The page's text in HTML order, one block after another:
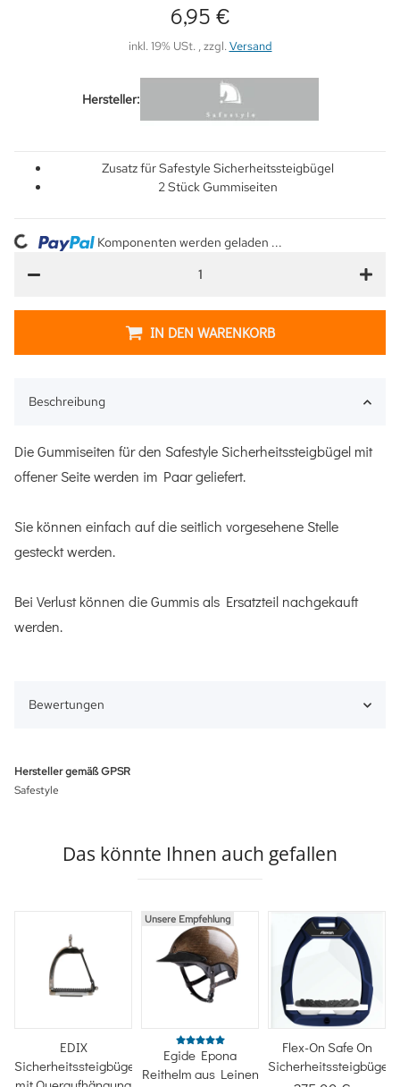
6,95 €
inkl. 19% USt. , zzgl.Versand
Hersteller:
Zusatz für Safestyle Sicherheitssteigbügel
2 Stück Gummiseiten
IN DEN WARENKORB
Komponenten werden geladen ...
Beschreibung
Die Gummiseiten für den Safestyle Sicherheitssteigbügel mit
offener Seite werden im Paar geliefert.
Sie können einfach auf die seitlich vorgesehene Stelle
gesteckt werden.
Bei Verlust können die Gummis als Ersatzteil nachgekauft
werden.
Bewertungen
Hersteller gemäß GPSR
Safestyle
Das könnte Ihnen auch gefallen
EDIX
Sicherheitssteigbügel
Unsere Empfehlung
Egide Epona
Reithelm aus Leinen
Flex-On Safe On
Sicherheitssteigbügel